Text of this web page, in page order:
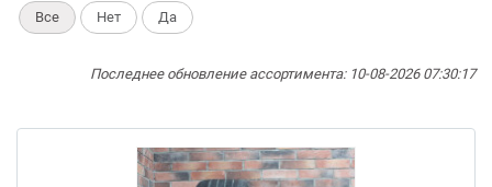
Все Нет Да
Последнее обновление ассортимента: 10-08-2026 07:30:17